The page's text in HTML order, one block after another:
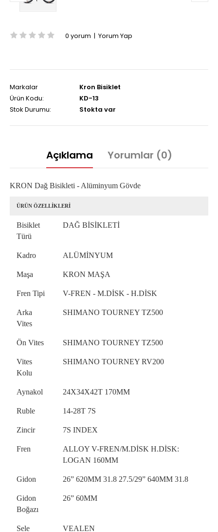
0 yorum | Yorum Yap
Markalar
Kron Bisiklet
Ürün Kodu:
KD-13
Stok Durumu:
Stokta var
Açıklama Yorumlar (0)
KRON Dağ Bisikleti - Alüminyum Gövde
ÜRÜN ÖZELLİKLERİ
Bisiklet
Türü
DAĞ BİSİKLETİ
Kadro ALÜMİNYUM
Maşa KRON MAŞA
Fren Tipi V-FREN - M.DİSK - H.DİSK
Arka
Vites
SHIMANO TOURNEY TZ500
Ön Vites SHIMANO TOURNEY TZ500
Vites
Kolu
SHIMANO TOURNEY RV200
Aynakol 24X34X42T 170MM
Ruble 14-28T 7S
Zincir 7S INDEX
Fren
ALLOY V-FREN/M.DİSK H.DİSK:
LOGAN 160MM
Gidon 26” 620MM 31.8 27.5/29” 640MM 31.8
Gidon
Boğazı
26” 60MM
Sele VEALEN